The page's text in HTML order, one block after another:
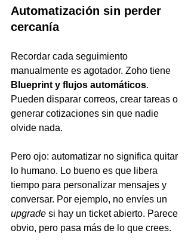
Automatización sin perder
cercanía
Recordar cada seguimiento
manualmente es agotador. Zoho tiene
Blueprint y flujos automáticos.
Pueden disparar correos, crear tareas o
generar cotizaciones sin que nadie
olvide nada.
Pero ojo: automatizar no significa quitar
lo humano. Lo bueno es que libera
tiempo para personalizar mensajes y
conversar. Por ejemplo, no envíes un
upgrade si hay un ticket abierto. Parece
obvio, pero pasa más de lo que crees.